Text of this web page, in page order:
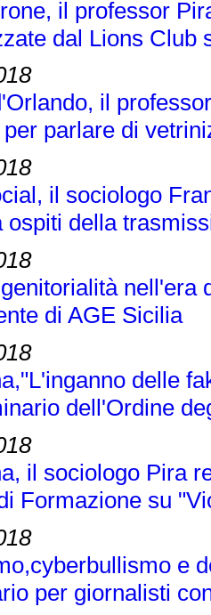
il professor
dal Lions Club
il
parlare di
il sociologo
ospiti della
nell'era
di AGE Sicilia
delle
dell'Ordine
il sociologo Pira
Formazione su
e
per giornalisti